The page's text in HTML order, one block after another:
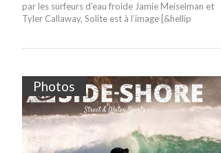
par les surfeurs d’eau froide Jamie Meiselman et
Tyler Callaway, Solite est à l’image [&hellip
Photos